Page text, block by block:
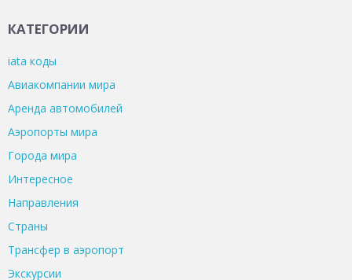
КАТЕГОРИИ
iata коды
Авиакомпании мира
Аренда автомобилей
Аэропорты мира
Города мира
Интересное
Направления
Страны
Трансфер в аэропорт
Экскурсии